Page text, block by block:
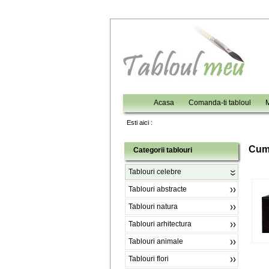
Acasa Comanda-ti tabloul
Esti aici :
Categorii tablouri
Tablouri celebre
Tablouri abstracte
Tablouri natura
Tablouri arhitectura
Tablouri animale
Tablouri flori
C